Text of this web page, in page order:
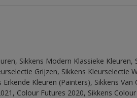
Sikkens Modern Klassieke Kleuren,
Grijzen, Sikkens Kleurselectie
Kleuren (Painters), Sikkens Van
Colour Futures 2020, Sikkens